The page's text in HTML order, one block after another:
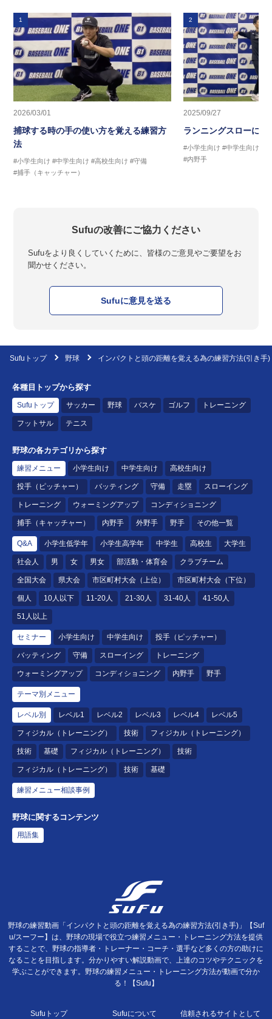
1
2026/03/01
捕球する時の手の使い方を覚える練習方
法
#小学生向け #中学生向け #高校生向け #守備
#捕手（キャッチャー）
2
2025/09/27
ランニングスローに繋
#小学生向け #中学生向け
#内野手
Sufuの改善にご協力ください
Sufuをより良くしていくために、皆様のご意見やご要望をお
聞かせください。
Sufuに意見を送る
Sufuトップ 野球 インパクトと頭の距離を覚える為の練習方法(引き手)
各種目トップから探す
Sufuトップ サッカー 野球 バスケ ゴルフ トレーニング
フットサル テニス
野球の各カテゴリから探す
練習メニュー 小学生向け 中学生向け 高校生向け
投手（ピッチャー） バッティング 守備 走塁 スローイング
トレーニング ウォーミングアップ コンディショニング
捕手（キャッチャー） 内野手 外野手 野手 その他一覧
Q&A 小学生低学年 小学生高学年 中学生 高校生 大学生
社会人 男 女 男女 部活動・体育会 クラブチーム
全国大会 県大会 市区町村大会（上位） 市区町村大会（下位）
個人 10人以下 11-20人 21-30人 31-40人 41-50人
51人以上
セミナー 小学生向け 中学生向け 投手（ピッチャー）
バッティング 守備 スローイング トレーニング
ウォーミングアップ コンディショニング 内野手 野手
テーマ別メニュー
レベル別 レベル1 レベル2 レベル3 レベル4 レベル5
フィジカル（トレーニング） 技術 フィジカル（トレーニング）
技術 基礎 フィジカル（トレーニング） 技術
フィジカル（トレーニング） 技術 基礎
練習メニュー相談事例
野球に関するコンテンツ
用語集
野球の練習動画「インパクトと頭の距離を覚える為の練習方法(引き手)」【Suf
u/スーフー】は、野球の現場で役立つ練習メニュー・トレーニング方法を提供
することで、野球の指導者・トレーナー・コーチ・選手など多くの方の助けに
なることを目指します。分かりやすい解説動画で、上達のコツやテクニックを
学ぶことができます。野球の練習メニュー・トレーニング方法が動画で分か
る！【Sufu】
Sufuトップ Sufuについて 信頼されるサイトとして